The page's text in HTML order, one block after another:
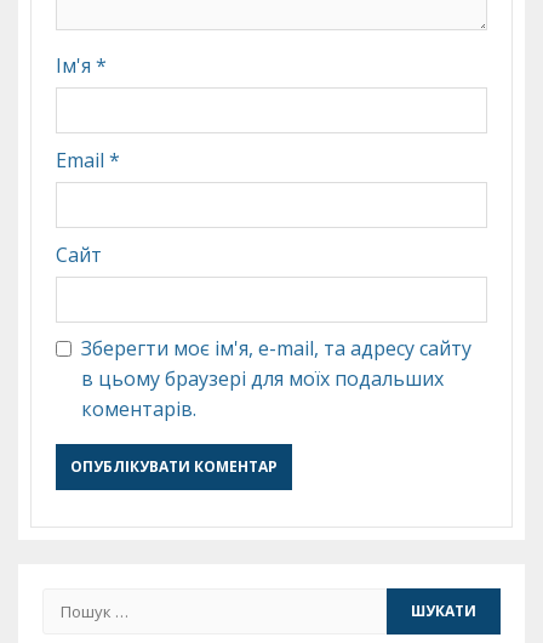
Ім'я *
Email *
Сайт
Зберегти моє ім'я, e-mail, та адресу сайту
в цьому браузері для моїх подальших
коментарів.
Пошук: